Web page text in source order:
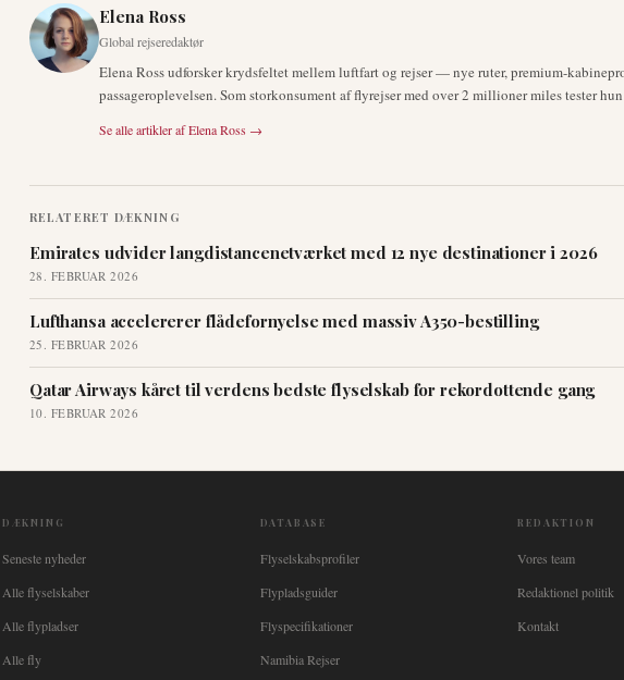
Elena Ross
Global rejseredaktør
Elena Ross udforsker krydsfeltet mellem luftfart og rejser — nye ruter, premium-
passageroplevelsen. Som storkonsument af flyrejser med over 2 millioner miles tester
Se alle artikler afElena Ross →
RELATERET DÆKNING
Emirates udvider langdistancenetværket med 12 nye destinationer i 2026
28. FEBRUAR 2026
Lufthansa accelererer flådefornyelse med massiv A350-bestilling
25. FEBRUAR 2026
Qatar Airways kåret til verdens bedste flyselskab for rekordottende gang
10. FEBRUAR 2026
DÆKNING
Seneste nyheder
Alle flyselskaber
Alle flypladser
Alle fly
DATABASE
Flyselskabsprofiler
Flypladsguider
Flyspecifikationer
Namibia Rejser
REDAKTION
Vores team
Redaktionel politik
Kontakt